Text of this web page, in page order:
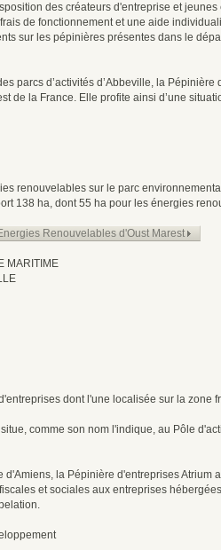
des créateurs d'entreprise et
de fonctionnement et une aide
sur les pépinières présentes dans le
parcs d’activités d’Abbeville, la
de la France. Elle profite ainsi d’une
renouvelables sur le parc
138 ha, dont 55 ha pour les énergies
Renouvelables d'Oust Marest
MARITIME
dont l'une localisée sur la zone
comme son nom l'indique, au Pôle
d'Amiens, la Pépinière d'entreprises
et sociales aux entreprises